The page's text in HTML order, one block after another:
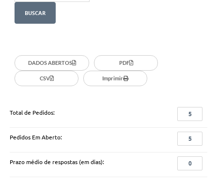
DADOS ABERTOS PDF
CSV Imprimir
Total de Pedidos: 5
Pedidos Em Aberto: 5
Prazo médio de respostas (em dias): 0